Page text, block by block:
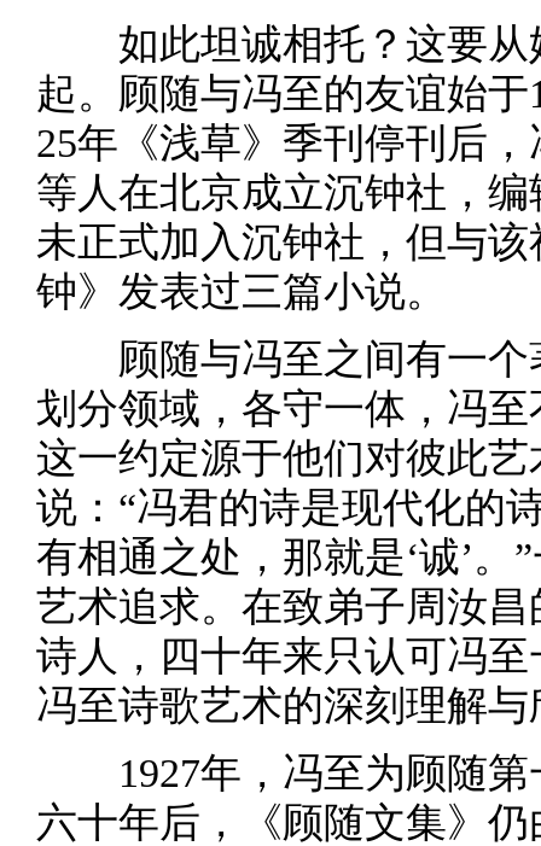
如此坦诚相托？这要
起。顾随与冯至的友谊始
25年《浅草》季刊停刊后
等人在北京成立沉钟社，
未正式加入沉钟社，但与
钟》发表过三篇小说。
顾随与冯至之间有一
划分领域，各守一体，冯
这一约定源于他们对彼此
说：“冯君的诗是现代化的
有相通之处，那就是‘诚’。
艺术追求。在致弟子周汝
诗人，四十年来只认可冯
冯至诗歌艺术的深刻理解与
1927年，冯至为顾随
六十年后，《顾随文集》